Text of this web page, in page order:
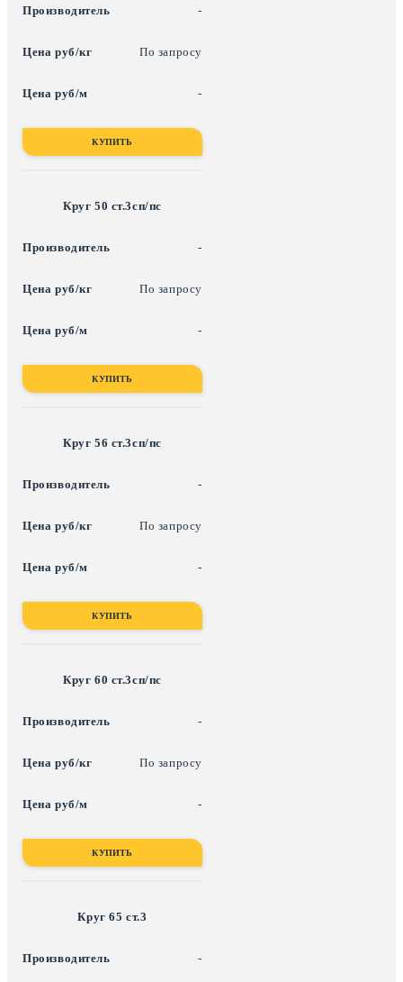
-
По запросу
-
КУПИТЬ
Круг 50 ст.3сп/пс
-
По запросу
-
КУПИТЬ
Круг 56 ст.3сп/пс
-
По запросу
-
КУПИТЬ
Круг 60 ст.3сп/пс
-
По запросу
-
КУПИТЬ
Круг 65 ст.3
-